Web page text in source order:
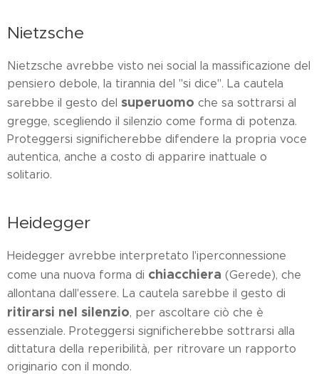
Nietzsche
Nietzsche avrebbe visto nei social la massificazione del
pensiero debole, la tirannia del "si dice". La cautela
sarebbe il gesto del superuomo che sa sottrarsi al
gregge, scegliendo il silenzio come forma di potenza.
Proteggersi significherebbe difendere la propria voce
autentica, anche a costo di apparire inattuale o
solitario.
Heidegger
Heidegger avrebbe interpretato l'iperconnessione
come una nuova forma di chiacchiera (Gerede), che
allontana dall'essere. La cautela sarebbe il gesto di
ritirarsi nel silenzio, per ascoltare ciò che è
essenziale. Proteggersi significherebbe sottrarsi alla
dittatura della reperibilità, per ritrovare un rapporto
originario con il mondo.